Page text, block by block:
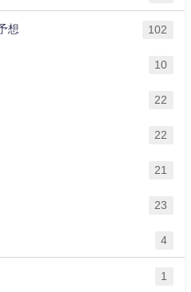
想 102
10
22
22
21
23
4
1